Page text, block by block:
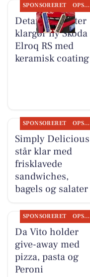
SPONSORERET OPSLAGSTAVLEN
Detailing Center
klargør ny Skoda
Elroq RS med
keramisk coating
SPONSORERET OPSLAGSTAVLEN
Simply Delicious
står klar med
frisklavede
sandwiches,
bagels og salater
SPONSORERET OPSLAGSTAVLEN
Da Vito holder
give-away med
pizza, pasta og
Peroni